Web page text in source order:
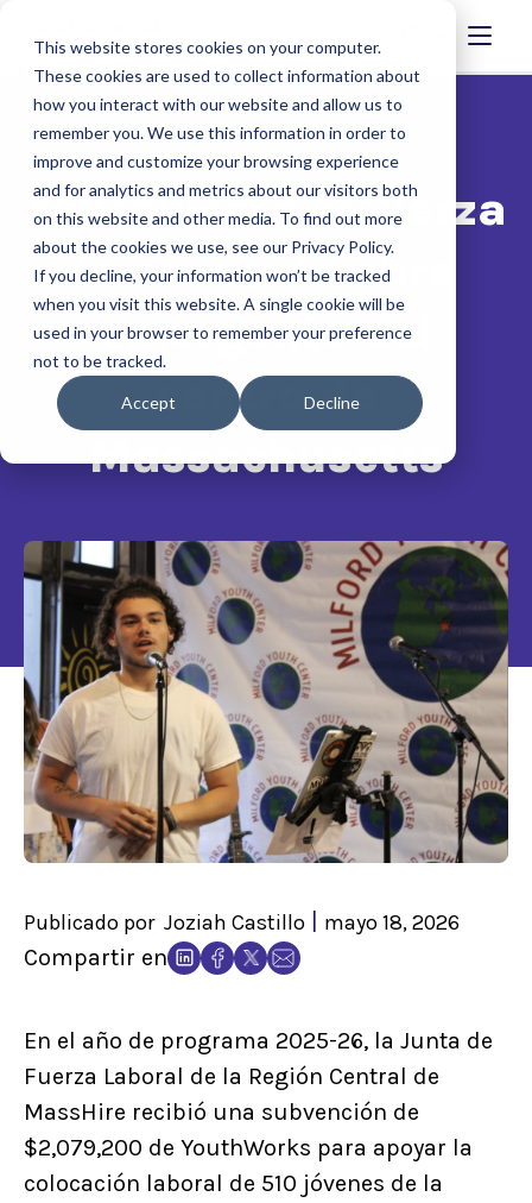
This website stores cookies on your computer.
These cookies are used to collect information about
how you interact with our website and allow us to
remember you. We use this information in order to
improve and customize your browsing experience
and for analytics and metrics about our visitors both
on this website and other media. To find out more
about the cookies we use, see our Privacy Policy.
If you decline, your information won’t be tracked
when you visit this website. A single cookie will be
used in your browser to remember your preference
not to be tracked.
Accept Decline
Youthworks refuerza
la mano de obra
emergente del
centro de
Massachusetts
Publicado por Joziah Castillo mayo 18, 2026
Compartir en
En el año de programa 2025-26, la Junta de
Fuerza Laboral de la Región Central de
MassHire recibió una subvención de
$2,079,200 de YouthWorks para apoyar la
colocación laboral de 510 jóvenes de la